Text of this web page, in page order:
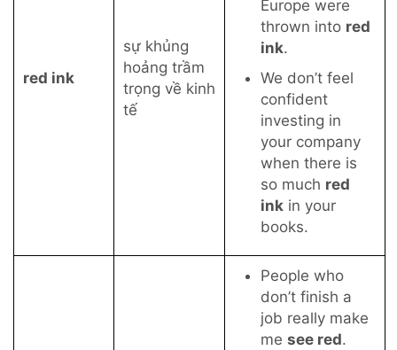
red ink
sự khủng
hoảng trầm
trọng về kinh
tế
Europe were
thrown into red
ink.
We don’t feel
confident
investing in
your company
when there is
so much red
ink in your
books.
People who
don’t finish a
job really make
me see red.